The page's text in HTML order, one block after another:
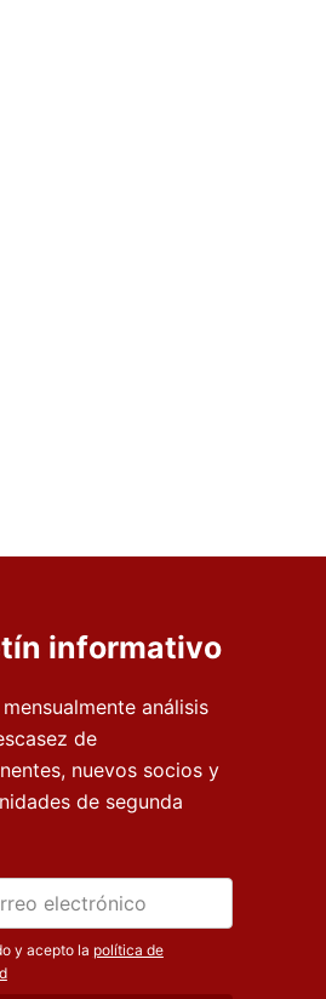
informativo
análisis
de
nuevos socios y
de segunda
y acepto la política de